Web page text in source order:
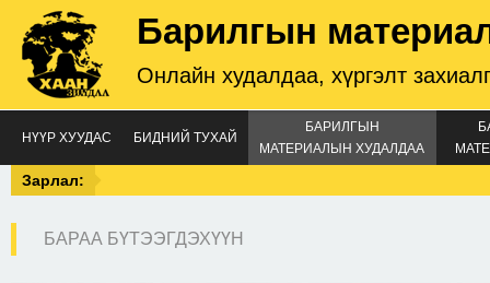
Барилгын
Онлайн худалдаа, хүргэлт
НҮҮР ХУУДАС БИДНИЙ ТУХАЙ
БАРИЛГЫН
МАТЕРИАЛЫН ХУДАЛДАА
Зарлал:
БАРАА БҮТЭЭГДЭХҮҮН